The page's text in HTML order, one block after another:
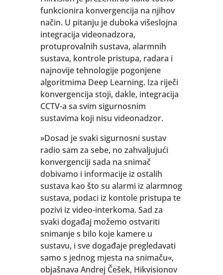
funkcionira konvergencija na njihov
način. U pitanju je duboka višeslojna
integracija videonadzora,
protuprovalnih sustava, alarmnih
sustava, kontrole pristupa, radara i
najnovije tehnologije pogonjene
algoritmima Deep Learning. Iza riječi
konvergencija stoji, dakle, integracija
CCTV-a sa svim sigurnosnim
sustavima koji nisu videonadzor.
»Dosad je svaki sigurnosni sustav
radio sam za sebe, no zahvaljujući
konvergenciji sada na snimač
dobivamo i informacije iz ostalih
sustava kao što su alarmi iz alarmnog
sustava, podaci iz kontole pristupa te
pozivi iz video-interkoma. Sad za
svaki događaj možemo ostvariti
snimanje s bilo koje kamere u
sustavu, i sve događaje pregledavati
samo s jednog mjesta na snimaču«,
objašnava Andrej Češek, Hikvisionov